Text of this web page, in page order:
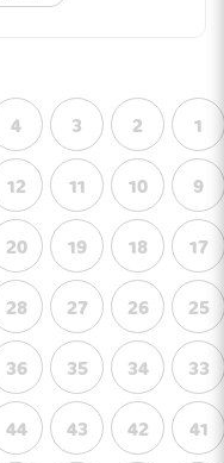
1
2
3
4
9
10
11
12
17
18
19
20
25
26
27
28
33
34
35
36
41
42
43
44